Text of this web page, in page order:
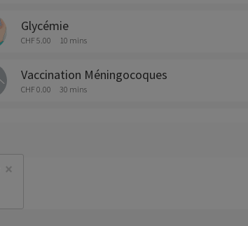
Glycémie
CHF 5.00 10 mins
Vaccination Méningocoques
CHF 0.00 30 mins
×